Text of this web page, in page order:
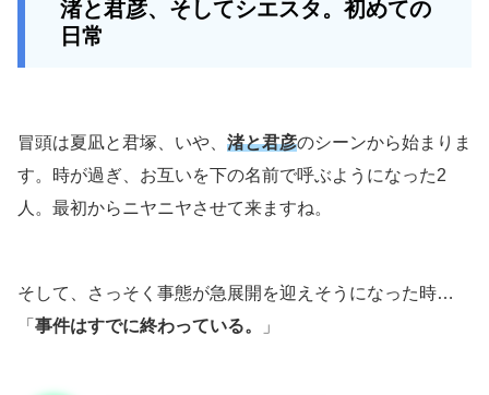
渚と君彦、そしてシエスタ。初めての
日常
冒頭は夏凪と君塚、いや、 渚と君彦のシーンから始まりま
す。時が過ぎ、お互いを下の名前で呼ぶようになった2
人。最初からニヤニヤさせて来ますね。
そして、さっそく事態が急展開を迎えそうになった時…
「 事件はすでに終わっている。 」